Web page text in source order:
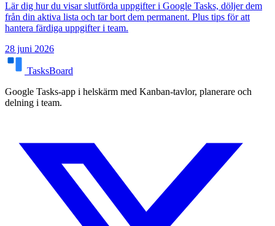
Lär dig hur du visar slutförda uppgifter i Google Tasks, döljer dem
från din aktiva lista och tar bort dem permanent. Plus tips för att
hantera färdiga uppgifter i team.
28 juni 2026
TasksBoard
Google Tasks-app i helskärm med Kanban-tavlor, planerare och
delning i team.